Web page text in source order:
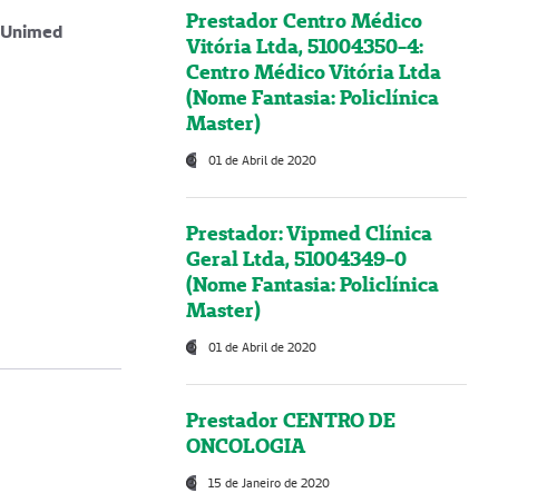
Unimed
Prestador Centro Médico
Vitória Ltda, 51004350-4:
Centro Médico Vitória Ltda
(Nome Fantasia: Policlínica
Master)
01 de Abril de 2020
Prestador: Vipmed Clínica
Geral Ltda, 51004349-0
(Nome Fantasia: Policlínica
Master)
01 de Abril de 2020
Prestador CENTRO DE
ONCOLOGIA
15 de Janeiro de 2020